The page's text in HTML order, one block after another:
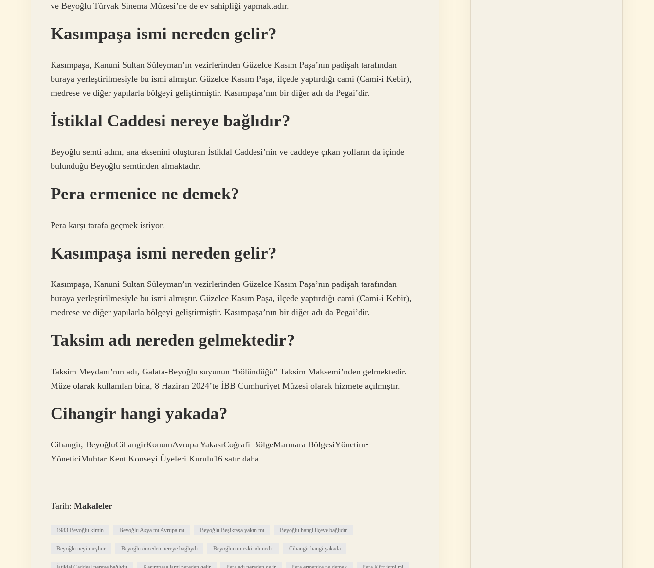
ve Beyoğlu Türvak Sinema Müzesi’ne de ev sahipliği yapmaktadır.
Kasımpaşa ismi nereden gelir?
Kasımpaşa, Kanuni Sultan Süleyman’ın vezirlerinden Güzelce Kasım Paşa’nın padişah tarafından
buraya yerleştirilmesiyle bu ismi almıştır. Güzelce Kasım Paşa, ilçede yaptırdığı cami (Cami-i Kebir),
medrese ve diğer yapılarla bölgeyi geliştirmiştir. Kasımpaşa’nın bir diğer adı da Pegai’dir.
İstiklal Caddesi nereye bağlıdır?
Beyoğlu semti adını, ana eksenini oluşturan İstiklal Caddesi’nin ve caddeye çıkan yolların da içinde
bulunduğu Beyoğlu semtinden almaktadır.
Pera ermenice ne demek?
Pera karşı tarafa geçmek istiyor.
Kasımpaşa ismi nereden gelir?
Kasımpaşa, Kanuni Sultan Süleyman’ın vezirlerinden Güzelce Kasım Paşa’nın padişah tarafından
buraya yerleştirilmesiyle bu ismi almıştır. Güzelce Kasım Paşa, ilçede yaptırdığı cami (Cami-i Kebir),
medrese ve diğer yapılarla bölgeyi geliştirmiştir. Kasımpaşa’nın bir diğer adı da Pegai’dir.
Taksim adı nereden gelmektedir?
Taksim Meydanı’nın adı, Galata-Beyoğlu suyunun “bölündüğü” Taksim Maksemi’nden gelmektedir.
Müze olarak kullanılan bina, 8 Haziran 2024’te İBB Cumhuriyet Müzesi olarak hizmete açılmıştır.
Cihangir hangi yakada?
Cihangir, BeyoğluCihangirKonumAvrupa YakasıCoğrafi BölgeMarmara BölgesiYönetim•
YöneticiMuhtar Kent Konseyi Üyeleri Kurulu16 satır daha
Tarih: Makaleler
1983 Beyoğlu kimin Beyoğlu Asya mı Avrupa mı Beyoğlu Beşiktaşa yakın mı Beyoğlu hangi ilçeye bağlıdır
Beyoğlu neyi meşhur Beyoğlu önceden nereye bağlıydı Beyoğlunun eski adı nedir Cihangir hangi yakada